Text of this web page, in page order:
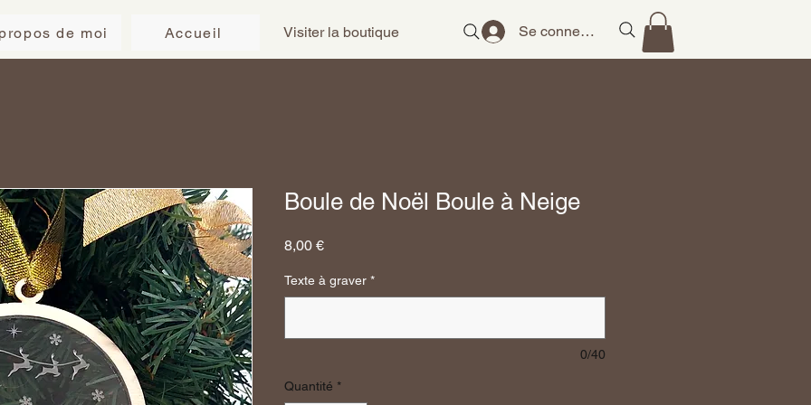
de moi Accueil Visiter la boutique Se connecter
Boule de Noël Boule à Neige
8,00 €Prix
Texte à graver *
0/40
Quantité *